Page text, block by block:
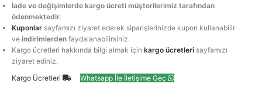
İade ve değişimlerde kargo ücreti müşterilerimiz tarafından
ödenmektedir.
Kuponlar sayfamızı ziyaret ederek siparişlerinizde kupon kullanabilir
veindirimlerden faydalanabilirsiniz.
Kargo ücretleri hakkında bilgi almak içinkargo ücretleri sayfamızı
ziyaret ediniz.
Kargo Ücretleri
Whatsapp İle İletişime Geç